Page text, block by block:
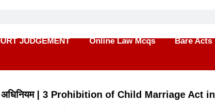
JUDGEMENT Online Law Mcqs Bare Acts
अधिनियम | 3 Prohibition of Child Marriage Act in